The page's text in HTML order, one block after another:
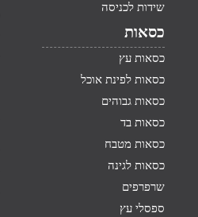
שידות לכניסה
כסאות
כסאות עץ
כסאות לפינת אוכל
כסאות גבוהים
כסאות בד
כסאות מטבח
כסאות לגינה
שרפרפים
ספסלי עץ